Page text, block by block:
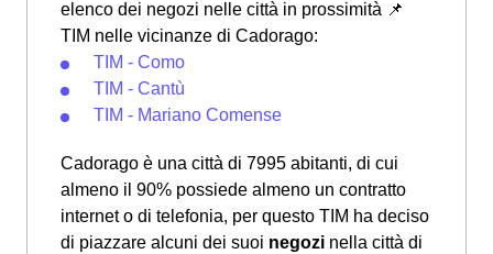
elenco dei negozi nelle città in prossimità 📌
TIM nelle vicinanze di Cadorago:
TIM - Como
TIM - Cantù
TIM - Mariano Comense
Cadorago è una città di 7995 abitanti, di cui
almeno il 90% possiede almeno un contratto
internet o di telefonia, per questo TIM ha deciso
di piazzare alcuni dei suoi negozi nella città di